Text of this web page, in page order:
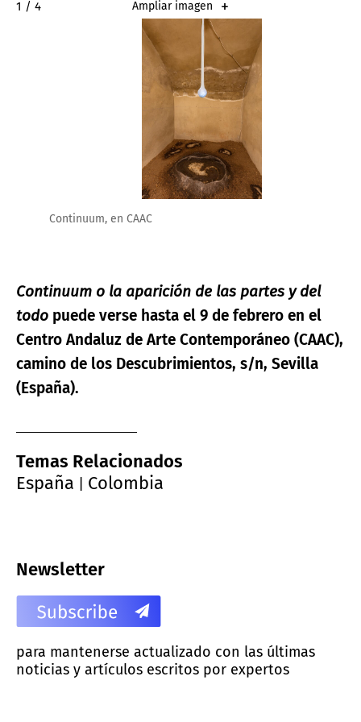
2 / 4 Ampliar imagen
Continuum, en CAAC
Continuum o la aparición de las partes y del
todo puede verse hasta el 9 de febrero en el
Centro Andaluz de Arte Contemporáneo (CAAC),
camino de los Descubrimientos, s/n, Sevilla
(España).
Temas Relacionados
España
Colombia
Newsletter
para mantenerse actualizado con las últimas
noticias y artículos escritos por expertos